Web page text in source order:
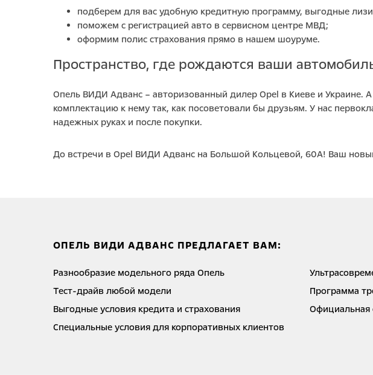
подберем для вас удобную кредитную программу, выгодные
поможем с регистрацией авто в сервисном центре МВД;
оформим полис страхования прямо в нашем шоуруме.
Пространство, где рождаются ваши
Опель ВИДИ Адванс – авторизованный дилер Opel в Киеве и Украине.
комплектацию к нему так, как посоветовали бы друзьям. У нас
надежных руках и после покупки.
До встречи в Opel ВИДИ Адванс на Большой Кольцевой, 60А! Ваш
ОПЕЛЬ ВИДИ АДВАНС ПРЕДЛАГАЕТ ВАМ:
Разнообразие модельного ряда Опель
Тест-драйв любой модели
Программа
Выгодные условия кредита и страхования
Официальная
Специальные условия для корпоративных клиентов